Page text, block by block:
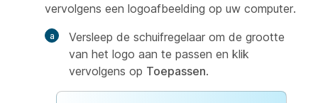
vervolgens een logoafbeelding op uw computer.
Versleep de schuifregelaar om de grootte
van het logo aan te passen en klik
vervolgens op Toepassen.